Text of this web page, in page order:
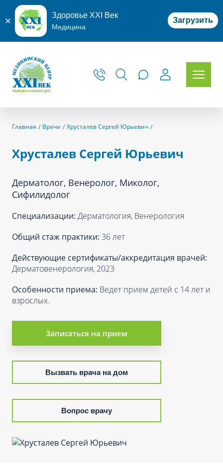
Здоровье XXI Век
Медицина
Загрузить
Главная Врачи Хрусталев Сергей Юрьевич
Хрусталев Сергей Юрьевич
Дерматолог, Венеролог, Миколог,
Сифилидолог
Специализации: Дерматология, Венерология
Общий стаж практики: 36 лет
Действующие сертификаты/аккредитация врачей:
Дерматовенерология, 2023
Особенности приема: Ведет прием детей с 14 лет и
взрослых.
Записаться на прием
Вызвать врача на дом
Вопрос врачу